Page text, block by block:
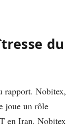
du
rapport. Nobitex,
joue un rôle
en Iran. Nobitex